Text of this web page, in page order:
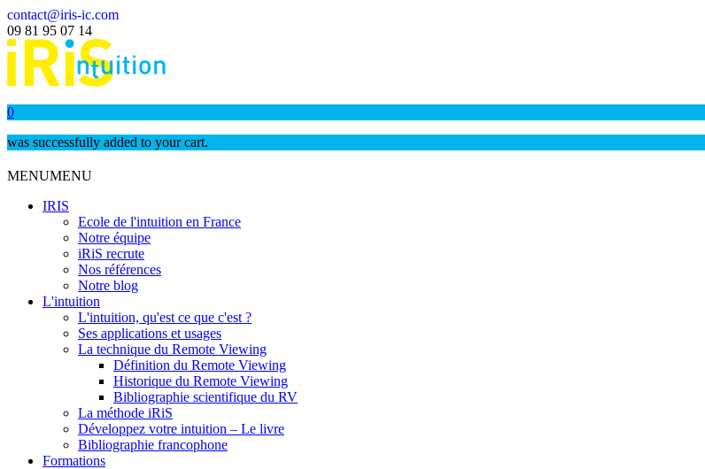
contact@iris-ic.com
09 81 95 07 14
0
was successfully added to your cart.
MENUMENU
IRIS
Ecole de l'intuition en France
Notre équipe
iRiS recrute
Nos références
Notre blog
L'intuition
L'intuition, qu'est ce que c'est ?
Ses applications et usages
La technique du Remote Viewing
Définition du Remote Viewing
Historique du Remote Viewing
Bibliographie scientifique du RV
La méthode iRiS
Développez votre intuition – Le livre
Bibliographie francophone
Formations